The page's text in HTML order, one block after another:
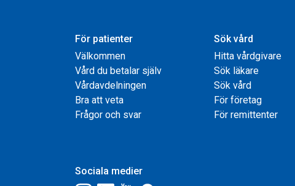
För patienter
Välkommen
Vård du betalar själv
Vårdavdelningen
Bra att veta
Frågor och svar
Sök vård
Hitta vårdgivare
Sök läkare
Sök vård
För företag
För remittenter
Sociala medier